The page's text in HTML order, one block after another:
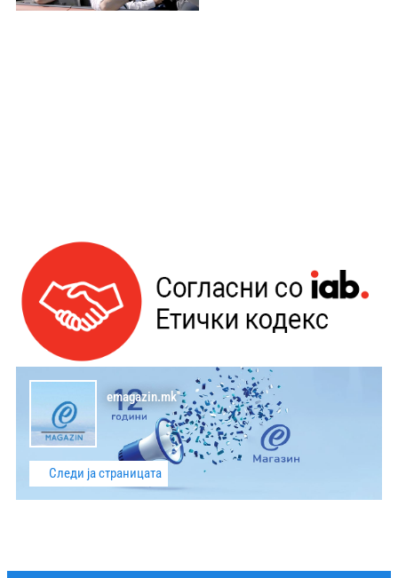
emagazin.mk
Следи ја страницата